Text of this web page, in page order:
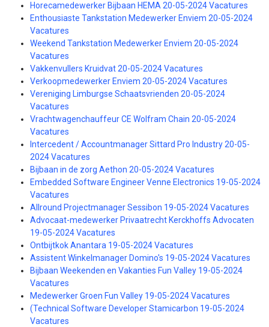
Horecamedewerker Bijbaan HEMA 20-05-2024 Vacatures
Enthousiaste Tankstation Medewerker Enviem 20-05-2024
Vacatures
Weekend Tankstation Medewerker Enviem 20-05-2024
Vacatures
Vakkenvullers Kruidvat 20-05-2024 Vacatures
Verkoopmedewerker Enviem 20-05-2024 Vacatures
Vereniging Limburgse Schaatsvrienden 20-05-2024
Vacatures
Vrachtwagenchauffeur CE Wolfram Chain 20-05-2024
Vacatures
Intercedent / Accountmanager Sittard Pro Industry 20-05-
2024 Vacatures
Bijbaan in de zorg Aethon 20-05-2024 Vacatures
Embedded Software Engineer Venne Electronics 19-05-2024
Vacatures
Allround Projectmanager Sessibon 19-05-2024 Vacatures
Advocaat-medewerker Privaatrecht Kerckhoffs Advocaten
19-05-2024 Vacatures
Ontbijtkok Anantara 19-05-2024 Vacatures
Assistent Winkelmanager Domino's 19-05-2024 Vacatures
Bijbaan Weekenden en Vakanties Fun Valley 19-05-2024
Vacatures
Medewerker Groen Fun Valley 19-05-2024 Vacatures
(Technical Software Developer Stamicarbon 19-05-2024
Vacatures